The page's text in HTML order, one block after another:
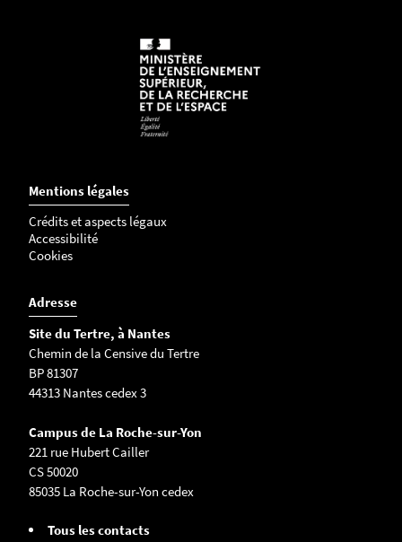
Mentions légales
Crédits et aspects légaux
Accessibilité
Cookies
Adresse
Site du Tertre, à Nantes
Chemin de la Censive du Tertre
BP 81307
44313 Nantes cedex 3
Campus de La Roche-sur-Yon
221 rue Hubert Cailler
CS 50020
85035 La Roche-sur-Yon cedex
Tous les contacts